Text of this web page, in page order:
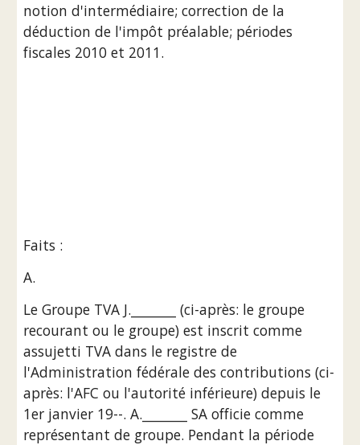
notion d'intermédiaire; correction de la
déduction de l'impôt préalable; périodes
fiscales 2010 et 2011.
Faits :
A.
Le Groupe TVA J._______ (ci-après: le groupe
recourant ou le groupe) est inscrit comme
assujetti TVA dans le registre de
l'Administration fédérale des contributions (ci-
après: l'AFC ou l'autorité inférieure) depuis le
1er janvier 19--. A._______ SA officie comme
représentant de groupe. Pendant la période